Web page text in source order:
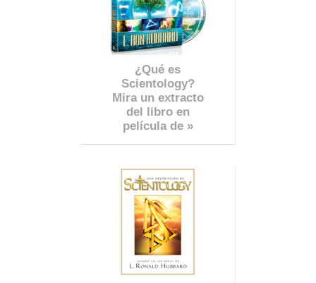
¿Qué es
Scientology?
Mira un extracto
del libro en
película de »